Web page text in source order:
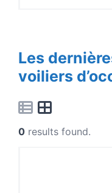
Les
voiliers
0 results found.